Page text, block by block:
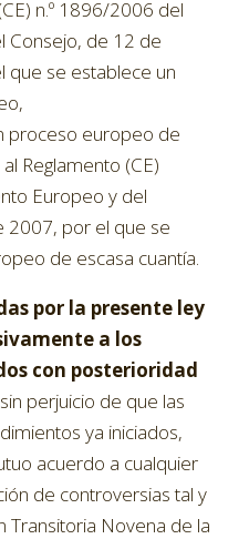
n.º 1896/2006 del
Consejo, de 12 de
se establece un
proceso europeo de
Reglamento (CE)
Europeo y del
2007, por el que se
de escasa cuantía.
por la presente ley
a los
con posterioridad
sin perjuicio de que las
ya iniciados,
acuerdo a cualquier
de controversias tal y
Transitoria Novena de la